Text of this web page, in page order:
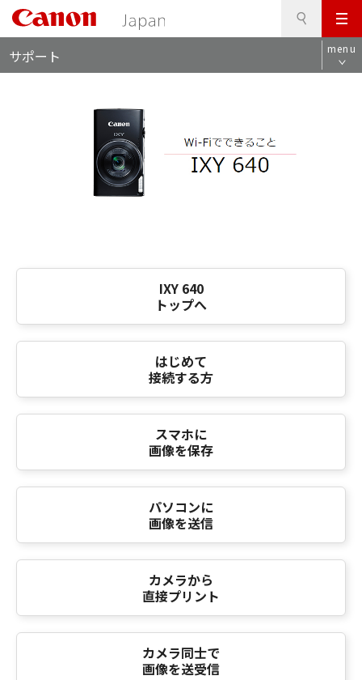
メ
ニ
ュ
サポート menu
IXY 640
トップへ
はじめて
接続する方
スマホに
画像を保存
パソコンに
画像を送信
カメラから
直接プリント
カメラ同士で
画像を送受信